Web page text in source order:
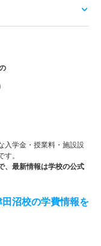
入学金・授業料・施設設
。
、最新情報は学校の公式
沼校の学費情報を